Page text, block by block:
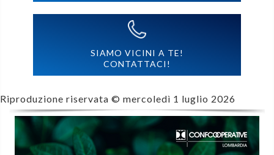
SIAMO VICINI A TE!
CONTATTACI!
Riproduzione riservata © mercoledì 1 luglio 2026